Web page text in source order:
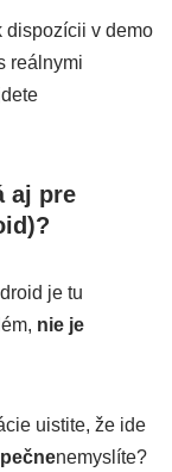
dispozícii v demo
reálnymi
aj pre
je tu
nie je
uistite, že ide
nemyslíte?